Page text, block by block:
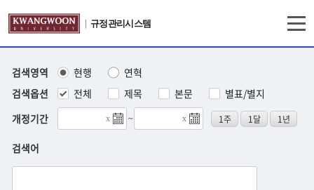
규정관리시스템
검색영역 현행
연혁
검색옵션
전체 제목 본문
별표/별지
개정기간
x ~ x 1주 1달 1년
검색어